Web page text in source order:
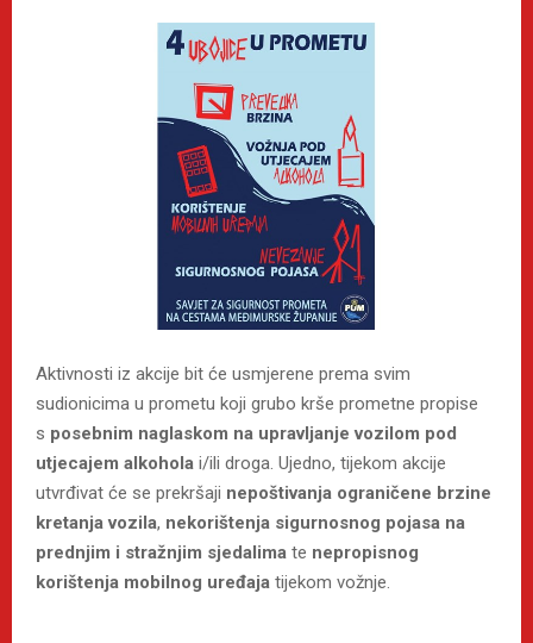
Aktivnosti iz akcije bit će usmjerene prema svim
sudionicima u prometu koji grubo krše prometne propise
s posebnim naglaskom na upravljanje vozilom pod
utjecajem alkohola i/ili droga. Ujedno, tijekom akcije
utvrđivat će se prekršaji nepoštivanja ograničene brzine
kretanja vozila, nekorištenja sigurnosnog pojasa na
prednjim i stražnjim sjedalima te nepropisnog
korištenja mobilnog uređaja tijekom vožnje.